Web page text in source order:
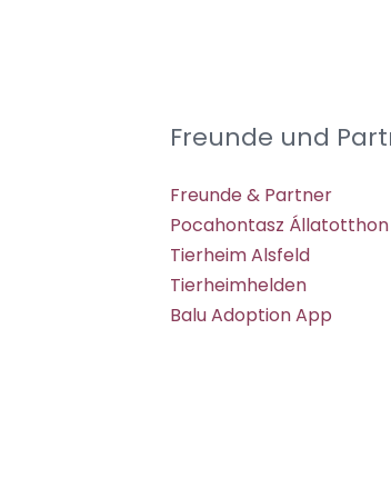
Freunde und
Freunde & Partner
Pocahontasz Állatotthon
Tierheim Alsfeld
Tierheimhelden
Balu Adoption App